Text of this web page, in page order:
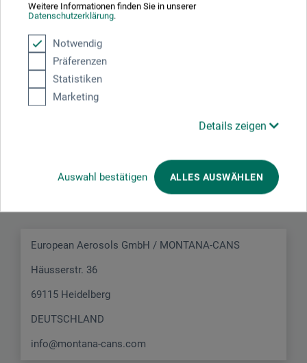
Weitere Informationen finden Sie in unserer
Datenschutzerklärung.
Notwendig
Präferenzen
Statistiken
Marketing
Details zeigen
Auswahl bestätigen ALLES AUSWÄHLEN
Schreiben Sie die erste Bewertung zu diesem Produkt
JETZT PRODUKT BEWERTEN
Hersteller-Kontakt
Hier finden Sie die Kontaktdaten des Herstellers zu
European Aerosols GmbH / MONTANA-CANS
Häusserstr. 36
69115 Heidelberg
DEUTSCHLAND
info@montana-cans.com